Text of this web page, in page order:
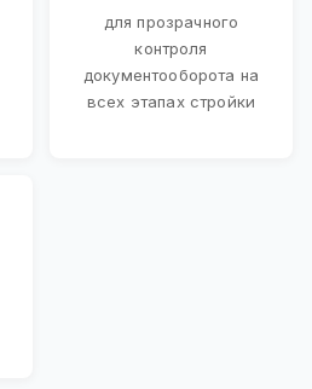
для прозрачного
контроля
документооборота на
всех этапах стройки